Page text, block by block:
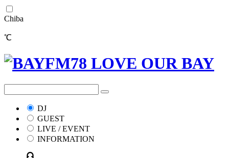
Chiba
℃
DJ
GUEST
LIVE / EVENT
INFORMATION